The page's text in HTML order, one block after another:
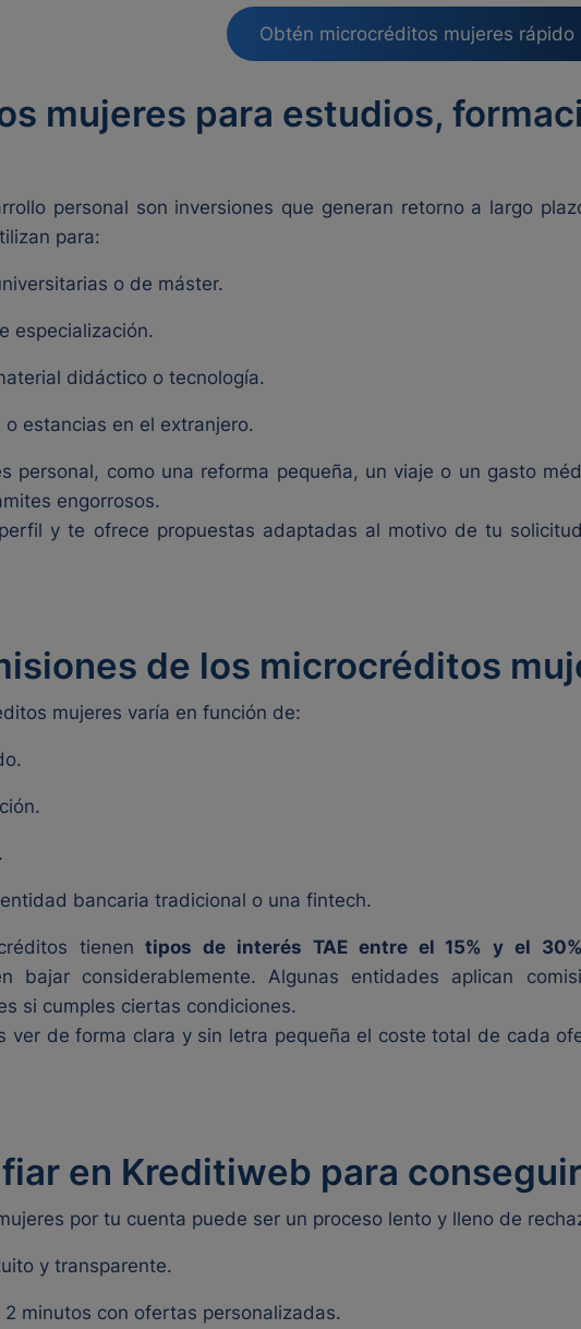
Obtén microcréditos mujeres rápido
mujeres para estudios,
personal son inversiones que generan retorno a largo
para:
o de máster.
especialización.
didáctico o tecnología.
estancias en el extranjero.
personal, como una reforma pequeña, un viaje o un gasto
engorrosos.
y te ofrece propuestas adaptadas al motivo de tu
de los microcréditos
mujeres varía en función de:
bancaria tradicional o una fintech.
tienen tipos de interés TAE entre el 15% y el
bajar considerablemente. Algunas entidades aplican
si cumples ciertas condiciones.
ver de forma clara y sin letra pequeña el coste total de cada
en Kreditiweb para
por tu cuenta puede ser un proceso lento y lleno de
y transparente.
2 minutos con ofertas personalizadas.